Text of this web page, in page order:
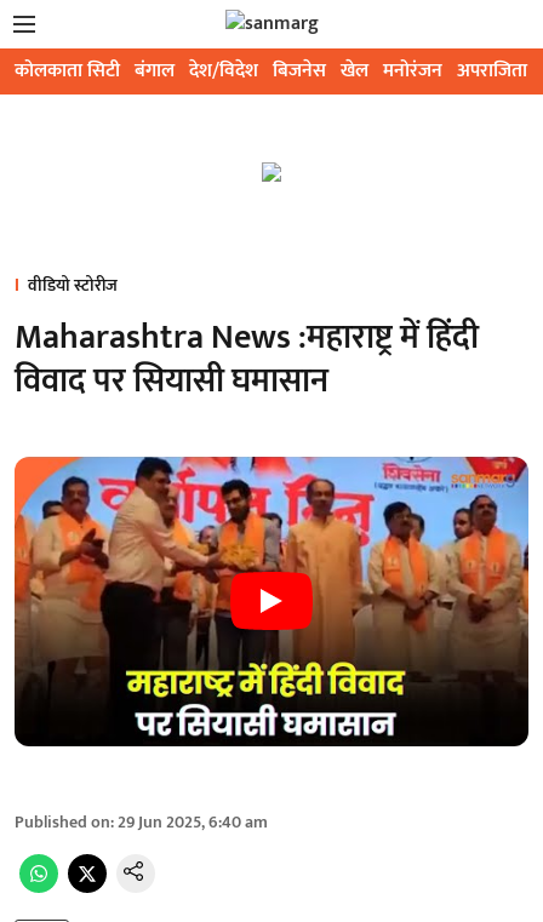
कोलकाता सिटी बंगाल देश/विदेश बिजनेस खेल मनोरंजन अपराजिता
वीडियो स्टोरीज
Maharashtra News :महाराष्ट्र में हिंदी
विवाद पर सियासी घमासान
Published on:29 Jun 2025, 6:40 am